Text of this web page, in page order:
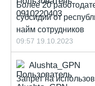
Более 20
субсидии от
найм сотрудников
09:57 19.10.2023
Alushta_GPN
Запрет на